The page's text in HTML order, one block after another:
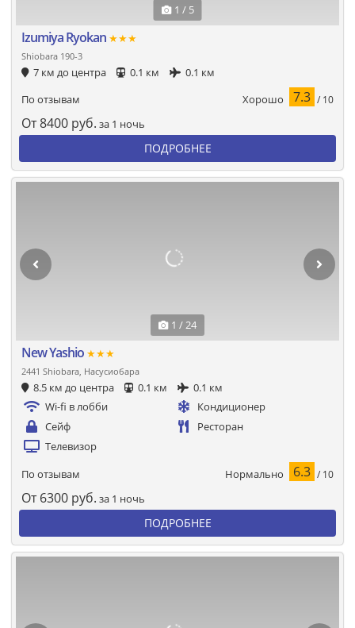
1 / 5
Izumiya Ryokan ★★★
Shiobara 190-3
7 км до центра 0.1 км
0.1 км
По отзывам
Хорошо 7.3 / 10
От8400 руб. за 1 ночь
ПОДРОБНЕЕ
1 / 24
New Yashio ★★★
2441 Shiobara, Насусиобара
8.5 км до центра 0.1 км
0.1 км
Wi-fi в лобби
Кондиционер
Сейф
Ресторан
Телевизор
По отзывам Нормально 6.3 / 10
От 6300 руб. за 1 ночь
ПОДРОБНЕЕ